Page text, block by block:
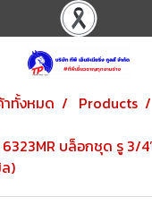
ทั้งหมด Products
6323MR บล็อกชุด รู 3/
)